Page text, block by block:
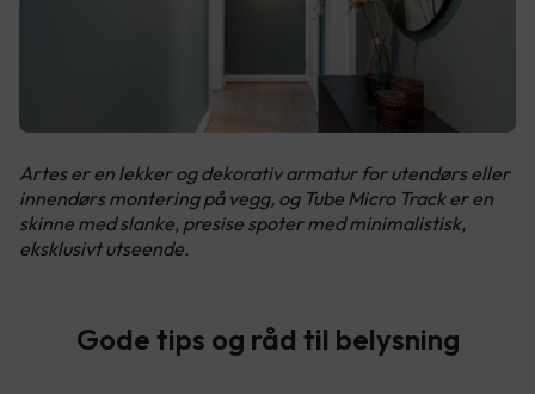
Artes er en lekker og dekorativ armatur for utendørs eller
innendørs montering på vegg, og Tube Micro Track er en
skinne med slanke, presise spoter med minimalistisk,
eksklusivt utseende.
Gode tips og råd til belysning